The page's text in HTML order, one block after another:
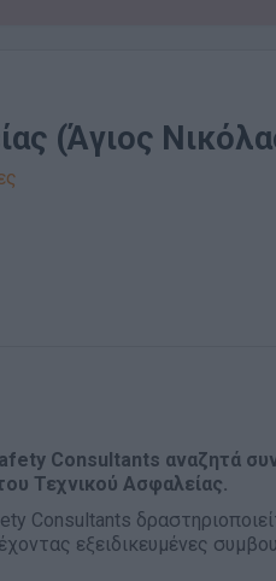
(Άγιος
Consultants αναζητά
Τεχνικού Ασφαλείας.
Consultants
εξειδικευμένες